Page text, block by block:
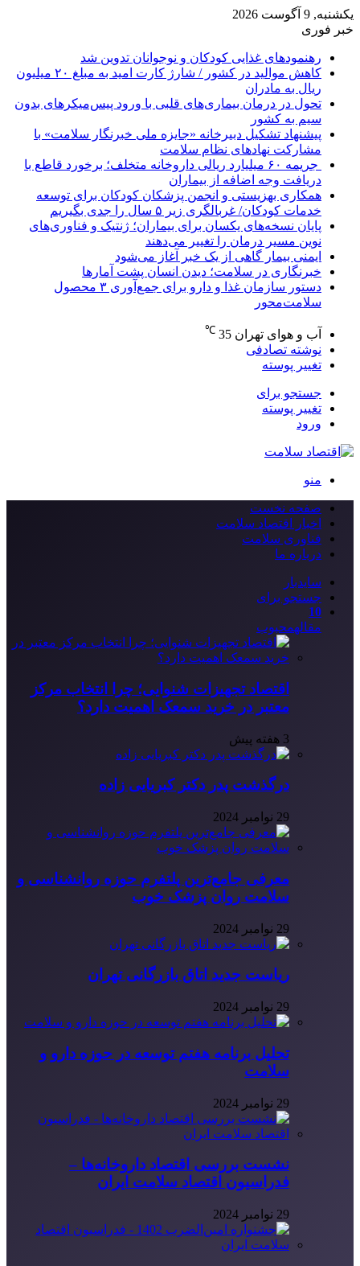
یکشنبه, 9 آگوست 2026
خبر فوری
رهنمودهای غذایی کودکان و نوجوانان تدوین شد
کاهش موالید در کشور / شارژ کارت امید به مبلغ ۲۰ میلیون
ریال به مادران
تحول در درمان بیماری‌های قلبی با ورود پیس‌میکرهای بدون
سیم به کشور
پیشنهاد تشکیل دبیرخانه «جایزه ملی خبرنگار سلامت» با
مشارکت نهادهای نظام سلامت
جریمه ۶۰ میلیارد ریالی داروخانه متخلف؛ برخورد قاطع با
دریافت وجه اضافه از بیماران
همکاری بهزیستی و انجمن پزشکان کودکان برای توسعه
خدمات کودکان/ غربالگری زیر ۵ سال را جدی بگیریم
پایان نسخه‌های یکسان برای بیماران؛ ژنتیک و فناوری‌های
نوین مسیر درمان را تغییر می‌دهند
ایمنی بیمار گاهی از یک خبر آغاز می‌شود
خبرنگاری در سلامت؛ دیدن انسان پشت آمارها
دستور سازمان غذا و دارو برای جمع‌آوری ۳ محصول
سلامت‌محور
آب و هوای تهران 35
℃
نوشته تصادفی
تغییر پوسته
جستجو برای
تغییر پوسته
ورود
منو
صفحه نخست
اخبار اقتصاد سلامت
فناوری سلامت
درباره ما
سایدبار
جستجو برای
10
مقالهمحبوب
اقتصاد تجهیزات شنوایی؛ چرا انتخاب مرکز
معتبر در خرید سمعک اهمیت دارد؟
3 هفته پیش
درگذشت پدر دکتر کبریایی زاده
29 نوامبر 2024
معرفی جامع‌ترین پلتفرم حوزه روانشناسی و
سلامت روان پزشک خوب
29 نوامبر 2024
ریاست جدید اتاق بازرگانی تهران
29 نوامبر 2024
تحلیل برنامه هفتم توسعه در حوزه دارو و
سلامت
29 نوامبر 2024
نشست بررسی اقتصاد داروخانه‌ها –
فدراسیون اقتصاد سلامت ایران
29 نوامبر 2024